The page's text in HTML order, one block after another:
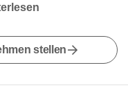
stellen